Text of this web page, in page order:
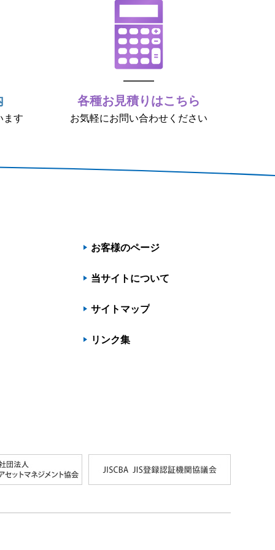
ます
各種お見積りはこちら
お気軽にお問い合わせください
お客様のページ
当サイトについて
サイトマップ
リンク集